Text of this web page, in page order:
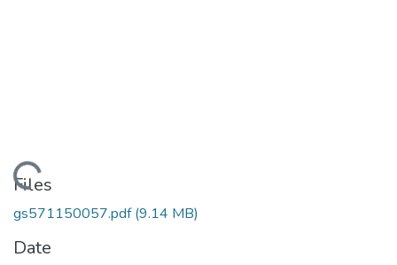
Files
gs571150057.pdf(9.14 MB)
Date